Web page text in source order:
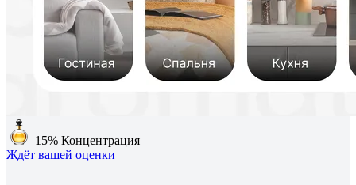
15% Концентрация
Ждёт вашей оценки